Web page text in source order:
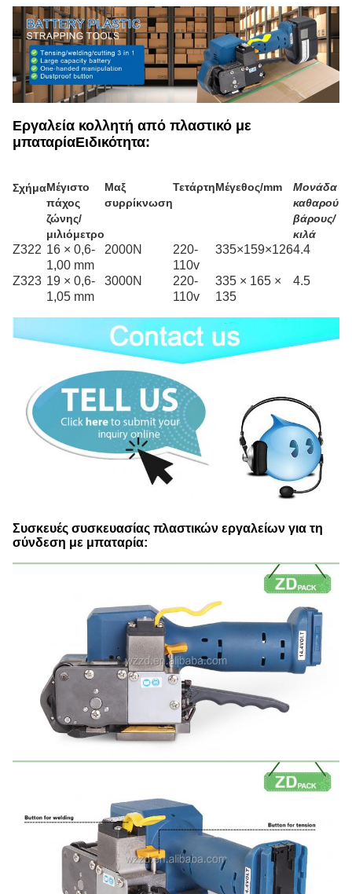
Εργαλεία κολλητή από πλαστικό με
μπαταρίαΕιδικότητα:
ΣχήμαΜέγιστο
πάχος
ζώνης/
μιλιόμετρο
Μαξ
συρρίκνωση
ΤετάρτηΜέγεθος/mm
Μονάδα
καθαρού
βάρους/
κιλά
Ζ322 16 × 0,6-
1,00 mm
2000N
220-
110v
335×159×1264.4
Ζ323 19 × 0,6-
1,05 mm
3000N
220-
110v
335 × 165 ×
135
4.5
Συσκευές συσκευασίας πλαστικών εργαλείων για τη
σύνδεση με μπαταρία: